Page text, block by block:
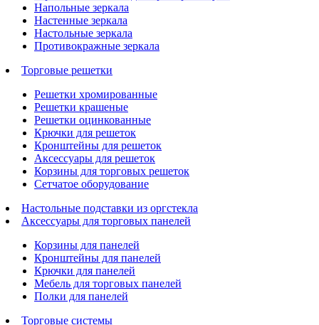
Напольные зеркала
Настенные зеркала
Настольные зеркала
Противокражные зеркала
Торговые решетки
Решетки хромированные
Решетки крашеные
Решетки оцинкованные
Крючки для решеток
Кронштейны для решеток
Аксессуары для решеток
Корзины для торговых решеток
Сетчатое оборудование
Настольные подставки из оргстекла
Аксессуары для торговых панелей
Корзины для панелей
Кронштейны для панелей
Крючки для панелей
Мебель для торговых панелей
Полки для панелей
Торговые системы